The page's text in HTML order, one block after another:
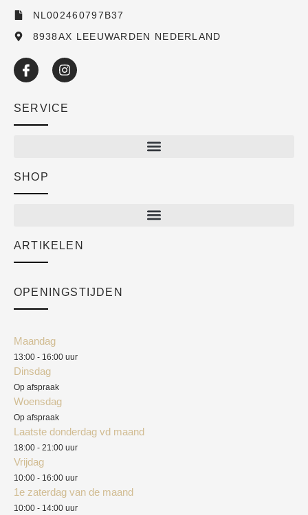
NL002460797B37
8938AX LEEUWARDEN NEDERLAND
SERVICE
Academy
SHOP
ARTIKELEN
OPENINGSTIJDEN
Maandag
13:00 - 16:00 uur
Dinsdag
Op afspraak
Woensdag
Op afspraak
Laatste donderdag vd maand
18:00 - 21:00 uur
Vrijdag
10:00 - 16:00 uur
1e zaterdag van de maand
10:00 - 14:00 uur